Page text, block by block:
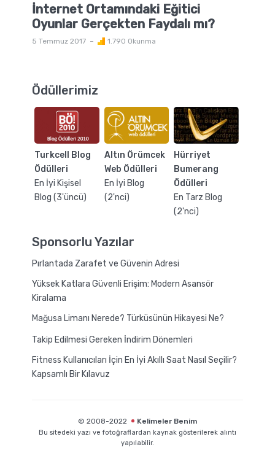
İnternet Ortamındaki Eğitici
Oyunlar Gerçekten Faydalı mı?
5 Temmuz 2017 1.790 Okunma
Ödüllerimiz
Turkcell Blog
Ödülleri
En İyi Kişisel
Blog (3'üncü)
Altın Örümcek
Web Ödülleri
En İyi Blog
(2'nci)
Hürriyet
Bumerang
Ödülleri
En Tarz Blog
(2'nci)
Sponsorlu Yazılar
Pırlantada Zarafet ve Güvenin Adresi
Yüksek Katlara Güvenli Erişim: Modern Asansör
Kiralama
Mağusa Limanı Nerede? Türküsünün Hikayesi Ne?
Takip Edilmesi Gereken İndirim Dönemleri
Fitness Kullanıcıları İçin En İyi Akıllı Saat Nasıl Seçilir?
Kapsamlı Bir Kılavuz
© 2008-2022 Kelimeler Benim
Bu sitedeki yazı ve fotoğraflardan kaynak gösterilerek alıntı
yapılabilir.